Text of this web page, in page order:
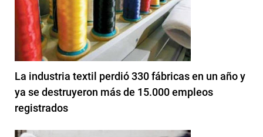
La industria textil perdió 330 fábricas en un año y
ya se destruyeron más de 15.000 empleos
registrados